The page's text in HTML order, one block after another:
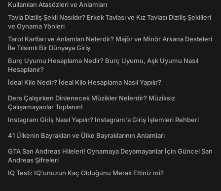
Kullanılan Atasözleri ve Anlamları
Tavla Diziliş Şekli Nasıldır? Erkek Tavlası ve Kız Tavlası Diziliş Şekilleri
ve Oynama Yönleri
Tarot Kartları ve Anlamları Nelerdir? Majör ve Minör Arkana Desteleri
İle Tılsımlı Bir Dünyaya Giriş
Burç Uyumu Hesaplama Nedir? Burç Uyumu, Aşk Uyumu Nasıl
Hesaplanır?
İdeal Kilo Nedir? İdeal Kilo Hesaplama Nasıl Yapılır?
Ders Çalışırken Dinlenecek Müzikler Nelerdir? Müziksiz
Çalışamayanlar Toplanın!
Instagram Giriş Nasıl Yapılır? Instagram'a Giriş İşlemleri Rehberi
41 Ülkenin Bayrakları ve Ülke Bayraklarının Anlamları
GTA San Andreas Hileleri! Oynamaya Doyamayanlar İçin Güncel San
Andreas Şifreleri
IQ Testi: IQ'unuzun Kaç Olduğunu Merak Ettiniz mi?